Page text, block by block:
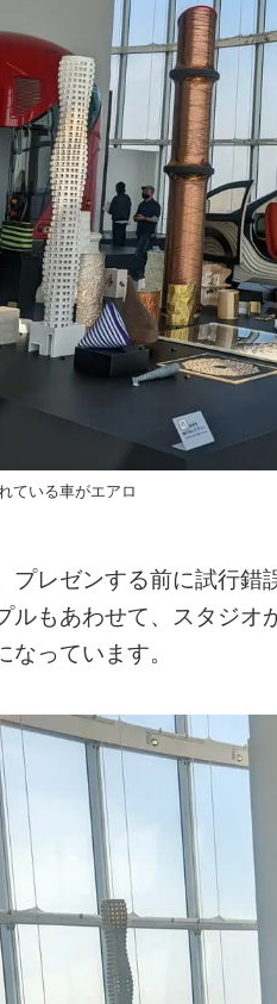
ている車がエアロ
プレゼンする前に試行
ルもあわせて、スタジ
っています。